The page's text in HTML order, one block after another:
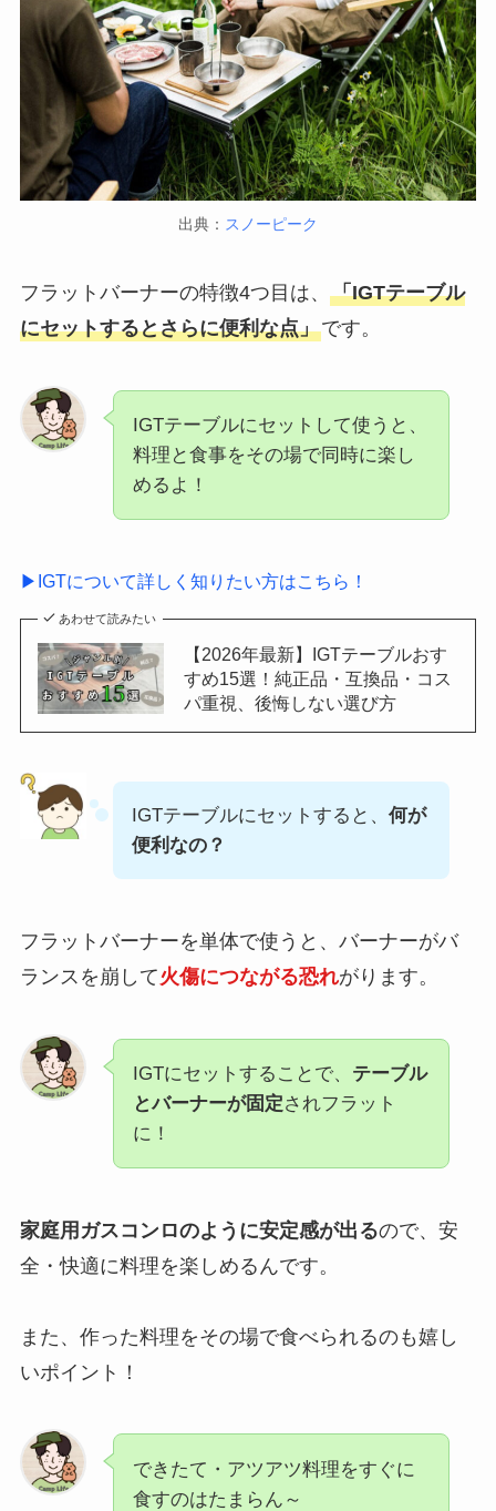
出典： スノーピーク
フラットバーナーの特徴4つ目は、 「IGTテーブル
にセットするとさらに便利な点」です。
IGTテーブルにセットして使うと、
料理と食事をその場で同時に楽し
めるよ！
▶IGTについて詳しく知りたい方はこちら！
あわせて読みたい
【2026年最新】IGTテーブルおす
すめ15選！純正品・互換品・コス
パ重視、後悔しない選び方
IGTテーブルにセットすると、 何が
便利なの？
フラットバーナーを単体で使うと、バーナーがバ
ランスを崩して火傷につながる恐れがります。
IGTにセットすることで、 テーブル
とバーナーが固定されフラット
に！
家庭用ガスコンロのように安定感が出るので、安
全・快適に料理を楽しめるんです。
また、作った料理をその場で食べられるのも嬉し
いポイント！
できたて・アツアツ料理をすぐに
食すのはたまらん～